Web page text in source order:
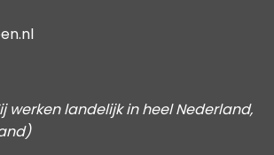
werken landelijk in heel Nederland,